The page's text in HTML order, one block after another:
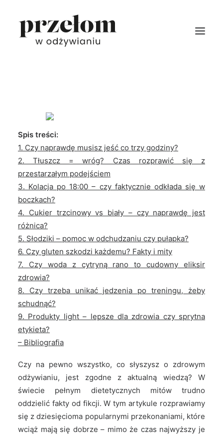
DOSTAWY
PROMOCJE
INFO
ZAMÓW
Spis treści:
1. Czy naprawdę musisz jeść co trzy godziny?
2. Tłuszcz = wróg? Czas rozprawić się z
przestarzałym podejściem
3. Kolacja po 18:00 – czy faktycznie odkłada się w
boczkach?
4. Cukier trzcinowy vs biały – czy naprawdę jest
różnica?
5. Słodziki – pomoc w odchudzaniu czy pułapka?
6. Czy gluten szkodzi każdemu? Fakty i mity
7. Czy woda z cytryną rano to cudowny eliksir
zdrowia?
8. Czy trzeba unikać jedzenia po treningu, żeby
schudnąć?
9. Produkty light – lepsze dla zdrowia czy sprytna
etykieta?
– Bibliografia
Czy na pewno wszystko, co słyszysz o zdrowym
odżywianiu, jest zgodne z aktualną wiedzą? W
świecie pełnym dietetycznych mitów trudno
oddzielić fakty od fikcji. W tym artykule rozprawiamy
się z dziesięcioma popularnymi przekonaniami, które
wciąż mają się dobrze – mimo że czas najwyższy je